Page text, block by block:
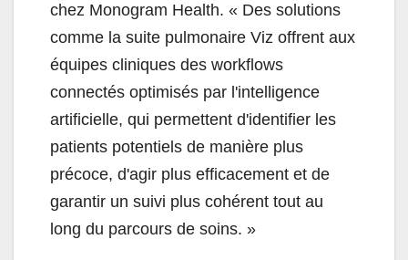
chez Monogram Health. « Des solutions
comme la suite pulmonaire Viz offrent aux
équipes cliniques des workflows
connectés optimisés par l'intelligence
artificielle, qui permettent d'identifier les
patients potentiels de manière plus
précoce, d'agir plus efficacement et de
garantir un suivi plus cohérent tout au
long du parcours de soins. »